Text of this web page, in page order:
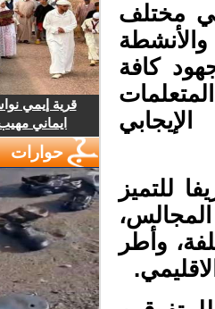
مختلف
كافة
للتميز
وأطر
قرية إيمي
ايماني
حوارات